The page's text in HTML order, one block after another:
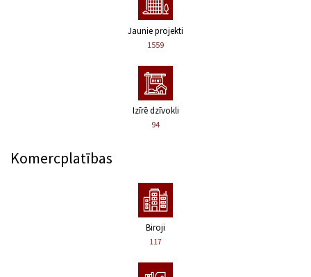
Jaunie projekti
1559
Izīrē dzīvokli
94
Komercplatības
Biroji
117